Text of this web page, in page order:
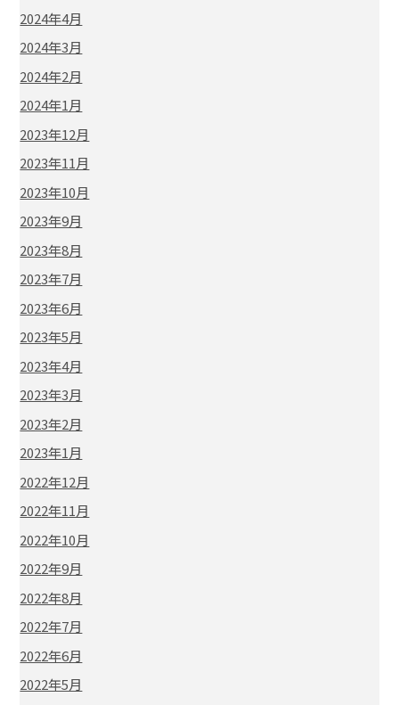
2024年4月
2024年3月
2024年2月
2024年1月
2023年12月
2023年11月
2023年10月
2023年9月
2023年8月
2023年7月
2023年6月
2023年5月
2023年4月
2023年3月
2023年2月
2023年1月
2022年12月
2022年11月
2022年10月
2022年9月
2022年8月
2022年7月
2022年6月
2022年5月